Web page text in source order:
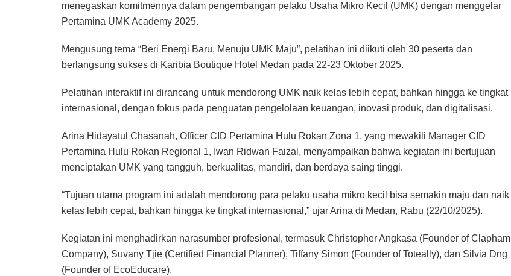
menegaskan komitmennya dalam pengembangan pelaku Usaha Mikro Kecil (UMK) dengan menggelar
Pertamina UMK Academy 2025.
Mengusung tema “Beri Energi Baru, Menuju UMK Maju”, pelatihan ini diikuti oleh 30 peserta dan
berlangsung sukses di Karibia Boutique Hotel Medan pada 22-23 Oktober 2025.
Pelatihan interaktif ini dirancang untuk mendorong UMK naik kelas lebih cepat, bahkan hingga ke tingkat
internasional, dengan fokus pada penguatan pengelolaan keuangan, inovasi produk, dan digitalisasi.
Arina Hidayatul Chasanah, Officer CID Pertamina Hulu Rokan Zona 1, yang mewakili Manager CID
Pertamina Hulu Rokan Regional 1, Iwan Ridwan Faizal, menyampaikan bahwa kegiatan ini bertujuan
menciptakan UMK yang tangguh, berkualitas, mandiri, dan berdaya saing tinggi.
“Tujuan utama program ini adalah mendorong para pelaku usaha mikro kecil bisa semakin maju dan naik
kelas lebih cepat, bahkan hingga ke tingkat internasional,” ujar Arina di Medan, Rabu (22/10/2025).
Kegiatan ini menghadirkan narasumber profesional, termasuk Christopher Angkasa (Founder of Clapham
Company), Suvany Tjie (Certified Financial Planner), Tiffany Simon (Founder of Toteally), dan Silvia Dng
(Founder of EcoEducare).